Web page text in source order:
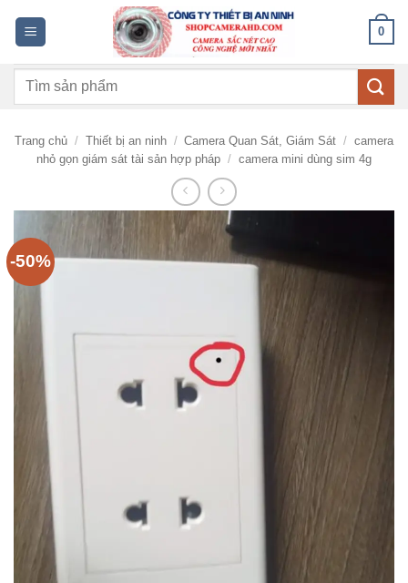
dung
0
Tìm
Trang chủ / Thiết bị an ninh / Camera Quan Sát, Giám Sát / camera
nhỏ gọn giám sát tài sản hợp pháp / camera mini dùng sim 4g
-50%